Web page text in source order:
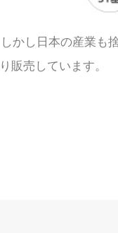
しかし日本の産業も
り販売しています。